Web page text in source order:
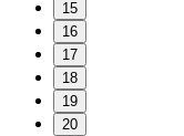
15
16
17
18
19
20